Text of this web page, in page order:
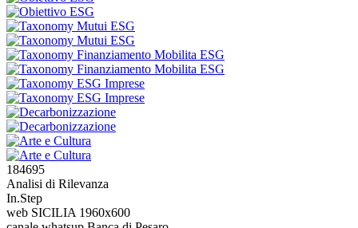
184695
Analisi di Rilevanza
In.Step
web SICILIA 1960x600